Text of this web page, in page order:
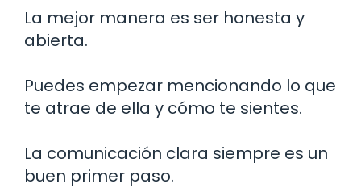
La mejor manera es ser honesta y
abierta.
Puedes empezar mencionando lo que
te atrae de ella y cómo te sientes.
La comunicación clara siempre es un
buen primer paso.